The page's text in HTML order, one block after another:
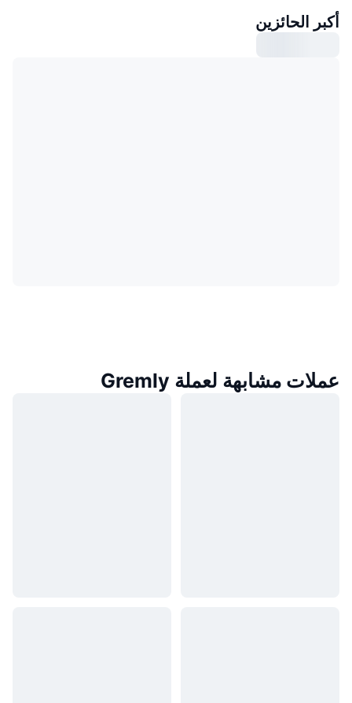
أكبر الحائزين
عملات مشابهة لعملة Gremly